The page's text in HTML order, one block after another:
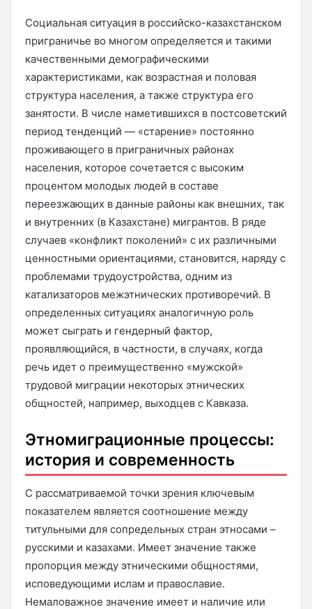
Социальная ситуация в российско-казахстанском
приграничье во многом определяется и такими
качественными демографическими
характеристиками, как возрастная и половая
структура населения, а также структура его
занятости. В числе наметившихся в постсоветский
период тенденций — «старение» постоянно
проживающего в приграничных районах
населения, которое сочетается с высоким
процентом молодых людей в составе
переезжающих в данные районы как внешних, так
и внутренних (в Казахстане) мигрантов. В ряде
случаев «конфликт поколений» с их различными
ценностными ориентациями, становится, наряду с
проблемами трудоустройства, одним из
катализаторов межэтнических противоречий. В
определенных ситуациях аналогичную роль
может сыграть и гендерный фактор,
проявляющийся, в частности, в случаях, когда
речь идет о преимущественно «мужской»
трудовой миграции некоторых этнических
общностей, например, выходцев с Кавказа.
Этномиграционные процессы:
история и современность
С рассматриваемой точки зрения ключевым
показателем является соотношение между
титульными для сопредельных стран этносами –
русскими и казахами. Имеет значение также
пропорция между этническими общностями,
исповедующими ислам и православие.
Немаловажное значение имеет и наличие или